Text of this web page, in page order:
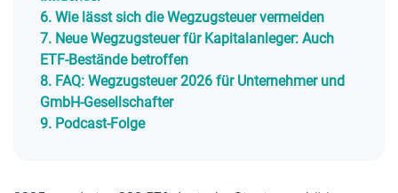
6. Wie lässt sich die Wegzugsteuer vermeiden
7. Neue Wegzugsteuer für Kapitalanleger: Auch
ETF-Bestände betroffen
8. FAQ: Wegzugsteuer 2026 für Unternehmer und
GmbH-Gesellschafter
9. Podcast-Folge